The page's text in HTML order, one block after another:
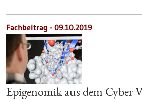
Fachbeitrag - 09.10.2019
Epigenomik aus dem Cyber